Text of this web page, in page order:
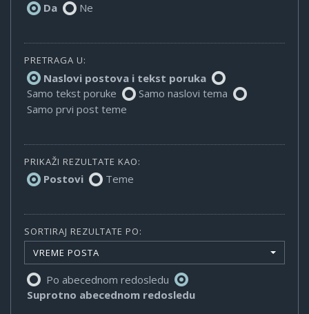
Da Ne
PRETRAGA U:
Naslovi postova i tekst poruka
Samo tekst poruke
Samo naslovi tema
Samo prvi post teme
PRIKAŽI REZULTATE KAO:
Postovi Teme
SORTIRAJ REZULTATE PO:
VREME POSTA
Po abecednom redosledu
Suprotno abecednom redosledu